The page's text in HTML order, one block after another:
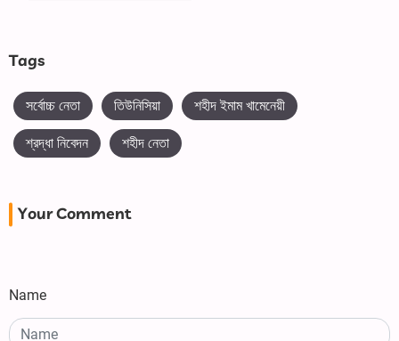
Tags
সর্বোচ্চ নেতা তিউনিসিয়া শহীদ ইমাম খামেনেয়ী
শ্রদ্ধা নিবেদন শহীদ নেতা
Your Comment
Name